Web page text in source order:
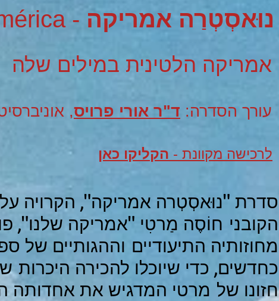
נוּאסְטְרַה אמריקה - Nuestra América
אמריקה הלטינית במילים שלה
עורך הסדרה: ד"ר אורי פרויס,
לרכישה מקוונת - הקליקו כאן
סדרת "נוּאסְטְרה אמריקה", הקרויה
הקובני חוֹסֶה מַרטִי "אמריקה שלנו",
מחוזותיה התיעודיים וההגותיים של
כחדשים, כדי שיוכלו להכירה היכרות
חזונו של מרטי המדגיש את אחדותה